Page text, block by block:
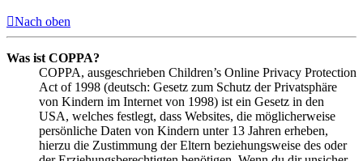
Nach oben
Was ist COPPA?
COPPA, ausgeschrieben Children’s Online Privacy Protection
Act of 1998 (deutsch: Gesetz zum Schutz der Privatsphäre
von Kindern im Internet von 1998) ist ein Gesetz in den
USA, welches festlegt, dass Websites, die möglicherweise
persönliche Daten von Kindern unter 13 Jahren erheben,
hierzu die Zustimmung der Eltern beziehungsweise des oder